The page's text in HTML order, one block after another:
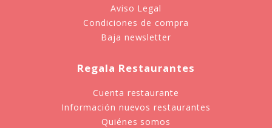
Aviso Legal
Condiciones de compra
Baja newsletter
Regala Restaurantes
Cuenta restaurante
Información nuevos restaurantes
Quiénes somos